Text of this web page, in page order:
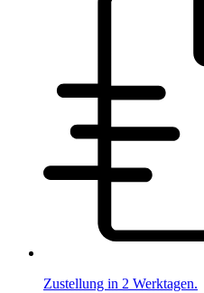
Zustellung in 2 Werktagen.